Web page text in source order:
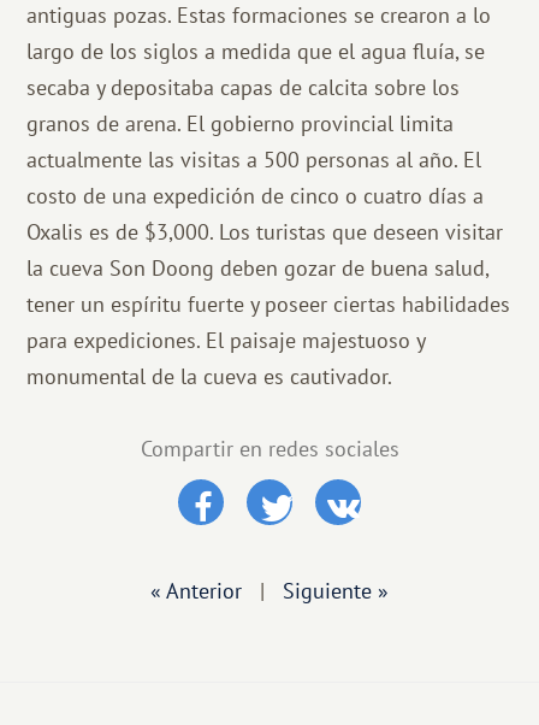
antiguas pozas. Estas formaciones se crearon a lo
largo de los siglos a medida que el agua fluía, se
secaba y depositaba capas de calcita sobre los
granos de arena. El gobierno provincial limita
actualmente las visitas a 500 personas al año. El
costo de una expedición de cinco o cuatro días a
Oxalis es de $3,000. Los turistas que deseen visitar
la cueva Son Doong deben gozar de buena salud,
tener un espíritu fuerte y poseer ciertas habilidades
para expediciones. El paisaje majestuoso y
monumental de la cueva es cautivador.
Compartir en redes sociales
« Anterior | Siguiente »